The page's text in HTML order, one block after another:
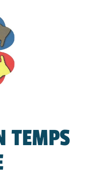
TEMPS